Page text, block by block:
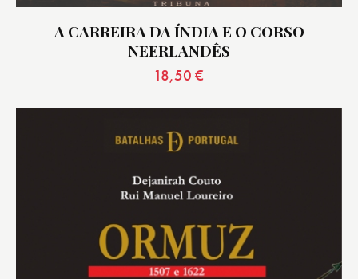
A CARREIRA DA ÍNDIA E O CORSO
NEERLANDÊS
18,50 €